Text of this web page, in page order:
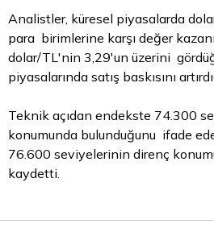
Analistler, küresel piyasalarda
para birimlerine karşı değer
dolar/TL'nin 3,29'un üzerini
piyasalarında satış baskısını
Teknik açıdan endekste 74.300
konumunda bulunduğunu ifade
76.600 seviyelerinin direnç
kaydetti.